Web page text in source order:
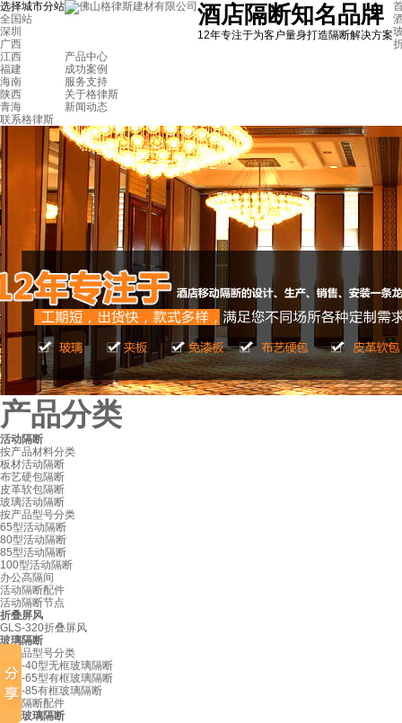
选择城市分站
全国站
深圳
广西
江西
福建
海南
陕西
青海
酒店隔断知名品牌
12年专注于为客户量身打造隔断解决方案
产品中心
成功案例
服务支持
关于格律斯
新闻动态
联系格律斯
产品分类
活动隔断
按产品材料分类
板材活动隔断
布艺硬包隔断
皮革软包隔断
玻璃活动隔断
按产品型号分类
65型活动隔断
80型活动隔断
85型活动隔断
100型活动隔断
办公高隔间
活动隔断配件
活动隔断节点
折叠屏风
GLS-320折叠屏风
玻璃隔断
按产品型号分类
GLS-40型无框玻璃隔断
GLS-65型有框玻璃隔断
GLS-85有框玻璃隔断
玻璃隔断配件
固定玻璃隔断
顺德东城酒楼